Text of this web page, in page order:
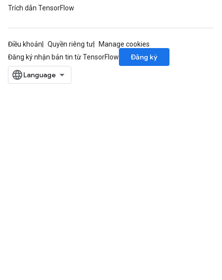
Trích dẫn TensorFlow
Điều khoản Quyền riêng tư
Manage cookies
Đăng ký nhận bản tin từ TensorFlow
Đăng ký